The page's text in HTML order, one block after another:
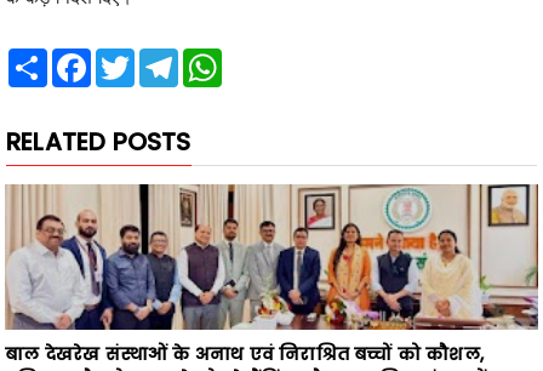
RELATED POSTS
बाल देखरेख संस्थाओं के अनाथ एवं निराश्रित बच्चों को कौशल,
प्रशिक्षण और रोजगार से जोड़ने बैंकिंग और सामाजिक संस्थाओं का
साझा प्रयास
Asal baat August 06, 2026